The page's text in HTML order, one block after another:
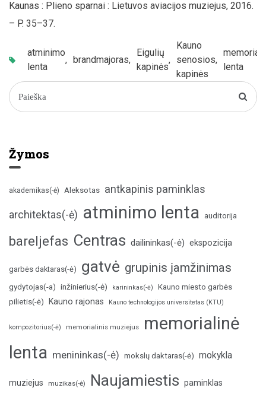
Kaunas : Plieno sparnai : Lietuvos aviacijos muziejus, 2016.
– P. 35–37.
atminimo
lenta
, brandmajoras,
Eigulių
kapinės
,
Kauno
senosios
kapinės
,
lenta
Žymos
akademikas(-ė) Aleksotas antkapinis paminklas
architektas(-ė) atminimo lenta auditorija
bareljefas Centras dailininkas(-ė) ekspozicija
garbės daktaras(-ė) gatvė grupinis įamžinimas
gydytojas(-a) inžinierius(-ė) karininkas(-ė)
Kauno miesto garbės
pilietis(-ė)
Kauno rajonas Kauno technologijos universitetas (KTU)
kompozitorius(-ė) memorialinis muziejus
memorialinė
lenta menininkas(-ė) mokslų daktaras(-ė) mokykla
muziejus muzikas(-ė) Naujamiestis paminklas